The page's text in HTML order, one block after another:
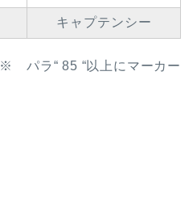
キャプテンシー
※ パラ“ 85 “以上にマーカー